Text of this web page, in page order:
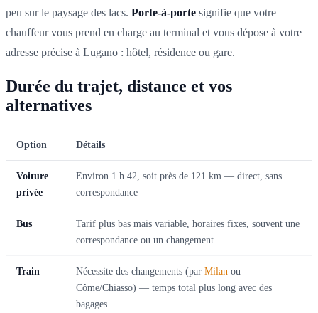
peu sur le paysage des lacs. Porte-à-porte signifie que votre
chauffeur vous prend en charge au terminal et vous dépose à votre
adresse précise à Lugano : hôtel, résidence ou gare.
Durée du trajet, distance et vos
alternatives
Option Détails
Voiture
privée
Environ 1 h 42, soit près de 121 km — direct, sans
correspondance
Bus
Tarif plus bas mais variable, horaires fixes, souvent une
correspondance ou un changement
Train Nécessite des changements (par Milan ou
Côme/Chiasso) — temps total plus long avec des
bagages